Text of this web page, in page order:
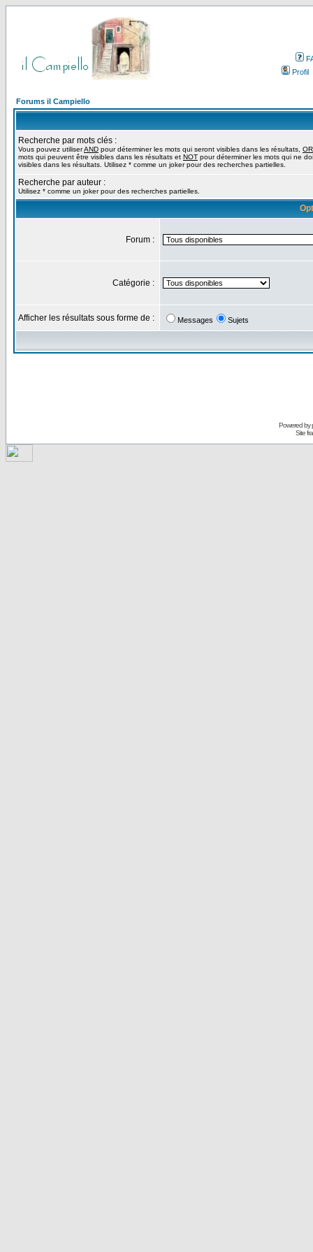
Profil
Forums il Campiello
Recherche par mots clés :
Vous pouvez utiliserAND pour déterminer les mots qui seront visibles dans les résultats, OR
mots qui peuvent être visibles dans les résultats et NOT pour déterminer les mots qui ne
visibles dans les résultats. Utilisez * comme un joker pour des recherches partielles.
Recherche par auteur :
Utilisez * comme un joker pour des recherches partielles.
Forum :
Catégorie :
Afficher les résultats sous forme de : Messages Sujets
Powered by
Site